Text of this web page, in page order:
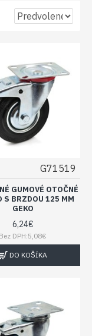
G71519
GUMOVÉ OTOČNÉ
S BRZDOU 125 MM
GEKO
6,24€
Bez DPH:5,08€
DO KOŠÍKA